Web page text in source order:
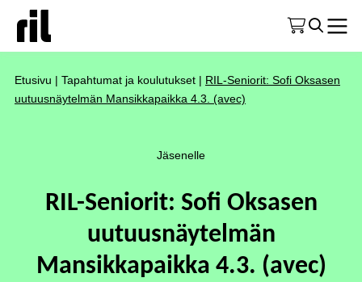
Etusivu | Tapahtumat ja koulutukset | RIL-Seniorit: Sofi Oksasen
uutuusnäytelmän Mansikkapaikka 4.3. (avec)
Jäsenelle
RIL-Seniorit: Sofi Oksasen
uutuusnäytelmän
Mansikkapaikka 4.3. (avec)